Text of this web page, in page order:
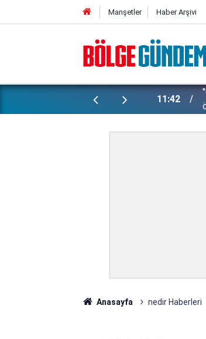
Manşetler Haber Arşivi
Bakan Gürlek şüpheli 2 çocuğun
11:28
Anasayfa nedir Haberleri